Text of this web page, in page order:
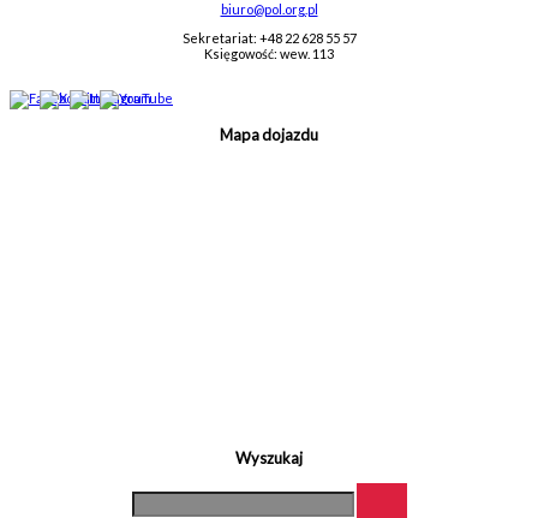
biuro@pol.org.pl
Sekretariat: +48 22 628 55 57
Księgowość: wew. 113
Mapa dojazdu
Wyszukaj